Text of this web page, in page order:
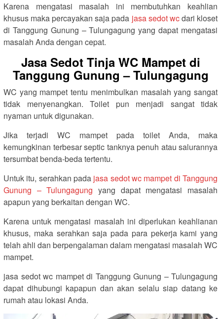
Karena mengatasi masalah ini membutuhkan keahlian
khusus maka percayakan saja pada jasa sedot wcdari kloset
di Tanggung Gunung – Tulungagung yang dapat mengatasi
masalah Anda dengan cepat.
Jasa Sedot Tinja WC Mampet di
Tanggung Gunung – Tulungagung
WC yang mampet tentu menimbulkan masalah yang sangat
tidak menyenangkan. Toilet pun menjadi sangat tidak
nyaman untuk digunakan.
Jika terjadi WC mampet pada toilet Anda, maka
kemungkinan terbesar septic tanknya penuh atau salurannya
tersumbat benda-beda tertentu.
Untuk itu, serahkan pada jasa sedot wc mampet di Tanggung
Gunung – Tulungagung yang dapat mengatasi masalah
apapun yang berkaitan dengan WC.
Karena untuk mengatasi masalah ini diperlukan keahlianan
khusus, maka serahkan saja pada para pekerja kami yang
telah ahli dan berpengalaman dalam mengatasi masalah WC
mampet.
jasa sedot wc mampet di Tanggung Gunung – Tulungagung
dapat dihubungi kapapun dan akan selalu siap datang ke
rumah atau lokasi Anda.